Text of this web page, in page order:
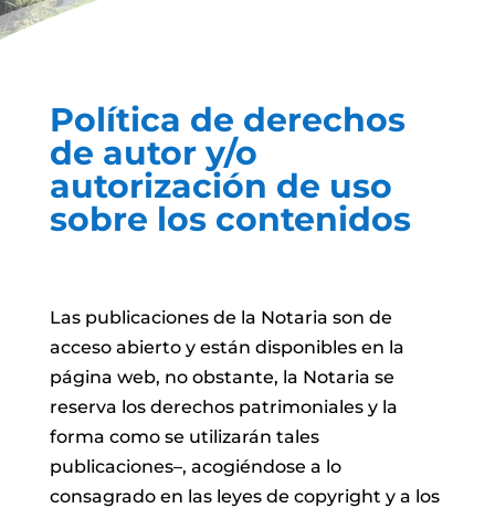
Política de derechos
de autor y/o
autorización de uso
sobre los contenidos
Las publicaciones de la Notaria son de
acceso abierto y están disponibles en la
página web, no obstante, la Notaria se
reserva los derechos patrimoniales y la
forma como se utilizarán tales
publicaciones–, acogiéndose a lo
consagrado en las leyes de copyright y a los